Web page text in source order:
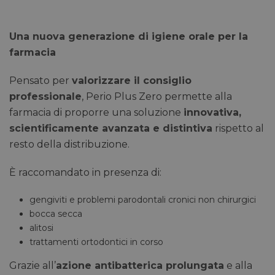
Una nuova generazione di igiene orale per la
farmacia
Pensato per valorizzare il consiglio
professionale, Perio Plus Zero permette alla
farmacia di proporre una soluzione innovativa,
scientificamente avanzata e distintiva rispetto al
resto della distribuzione.
È raccomandato in presenza di:
gengiviti e problemi parodontali cronici non chirurgici
bocca secca
alitosi
trattamenti ortodontici in corso
Grazie all’azione antibatterica prolungata e alla